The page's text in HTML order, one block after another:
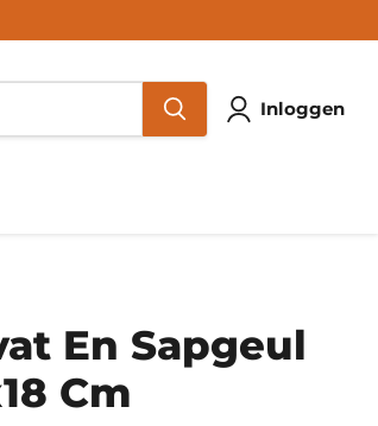
Inloggen
En Sapgeul
Cm